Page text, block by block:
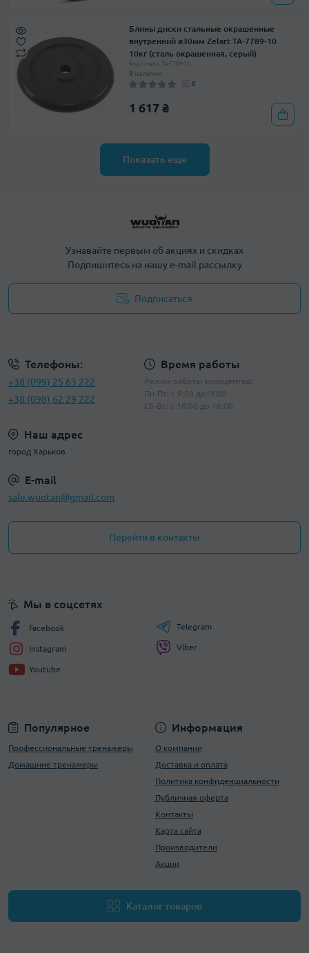
Блины диски стальные окрашенные
внутренний ø30мм Zelart TA-7789-10
10кг (сталь окрашенная, серый)
Код товара: TA-7789-10
В наличии
0
1 617 ₴
Показать еще
Узнавайте первым об акциях и скидках
Подпишитесь на нашу e-mail рассылку
Подписаться
Телефоны:
+38 (099) 25 63 222
+38 (098) 62 29 222
Время работы
Режим работы коллцентра:
Пн-Пт: с 9:00 до18:00
Сб-Вс: с 10:00 до 16:00
Наш адрес
город Харьков
E-mail
sale.wuotan@gmail.com
Перейти в контакты
Популярное
Профессиональные тренажеры
Домашние тренажеры
Информация
О компании
Доставка и оплата
Политика конфиденциальности
Публичная оферта
Контакты
Карта сайта
Производители
Акции
Каталог товаров
Мы в соцсетях
Facebook
Instagram
Youtube
Telegram
Viber